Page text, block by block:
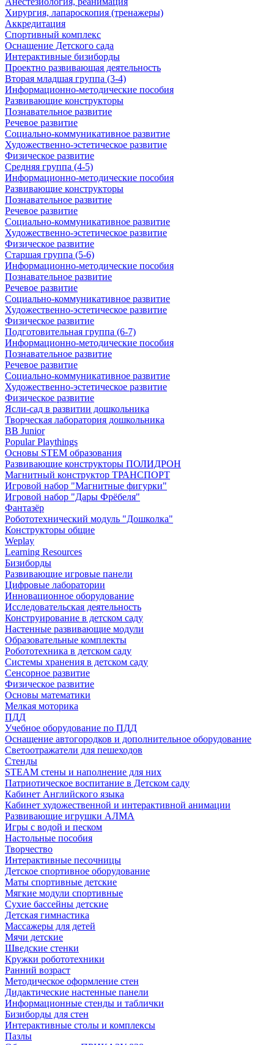
Хирургия, лапароскопия (тренажеры)
Аккредитация
Спортивный комплекс
Оснащение Детского сада
Интерактивные бизиборды
Проектно развивающая деятельность
Вторая младшая группа (3-4)
Информационно-методические пособия
Развивающие конструкторы
Познавательное развитие
Речевое развитие
Социально-коммуникативное развитие
Художественно-эстетическое развитие
Физическое развитие
Средняя группа (4-5)
Информационно-методические пособия
Развивающие конструкторы
Познавательное развитие
Речевое развитие
Социально-коммуникативное развитие
Художественно-эстетическое развитие
Физическое развитие
Старшая группа (5-6)
Информационно-методические пособия
Познавательное развитие
Речевое развитие
Социально-коммуникативное развитие
Художественно-эстетическое развитие
Физическое развитие
Подготовительная группа (6-7)
Информационно-методические пособия
Познавательное развитие
Речевое развитие
Социально-коммуникативное развитие
Художественно-эстетическое развитие
Физическое развитие
Ясли-сад в развитии дошкольника
Творческая лаборатория дошкольника
BB Junior
Popular Playthings
Основы STEM образования
Развивающие конструкторы ПОЛИДРОН
Магнитный конструктор ТРАНСПОРТ
Игровой набор "Магнитные фигурки"
Игровой набор "Дары Фрёбеля"
Фантазёр
Робототехнический модуль "Дошколка"
Конструкторы общие
Weplay
Learning Resources
Бизиборды
Развивающие игровые панели
Цифровые лаборатории
Инновационное оборудование
Исследовательская деятельность
Конструирование в детском саду
Настенные развивающие модули
Образовательные комплекты
Робототехника в детском саду
Системы хранения в детском саду
Сенсорное развитие
Физическое развитие
Основы математики
Мелкая моторика
ПДД
Учебное оборудование по ПДД
Оснащение автогородков и дополнительное оборудование
Светоотражатели для пешеходов
Стенды
STEAM стены и наполнение для них
Патриотическое воспитание в Детском саду
Кабинет Английского языка
Кабинет художественной и интерактивной анимации
Развивающие игрушки АЛМА
Игры с водой и песком
Настольные пособия
Творчество
Интерактивные песочницы
Детское спортивное оборудование
Маты спортивные детские
Мягкие модули спортивные
Сухие бассейны детские
Детская гимнастика
Массажеры для детей
Мячи детские
Шведские стенки
Кружки робототехники
Ранний возраст
Методическое оформление стен
Дидактические настенные панели
Информационные стенды и таблички
Бизиборды для стен
Интерактивные столы и комплексы
Пазлы